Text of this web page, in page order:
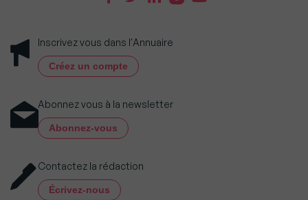
Inscrivez vous dans l'Annuaire
Créez un compte
Abonnez vous à la newsletter
Abonnez-vous
Contactez la rédaction
Écrivez-nous